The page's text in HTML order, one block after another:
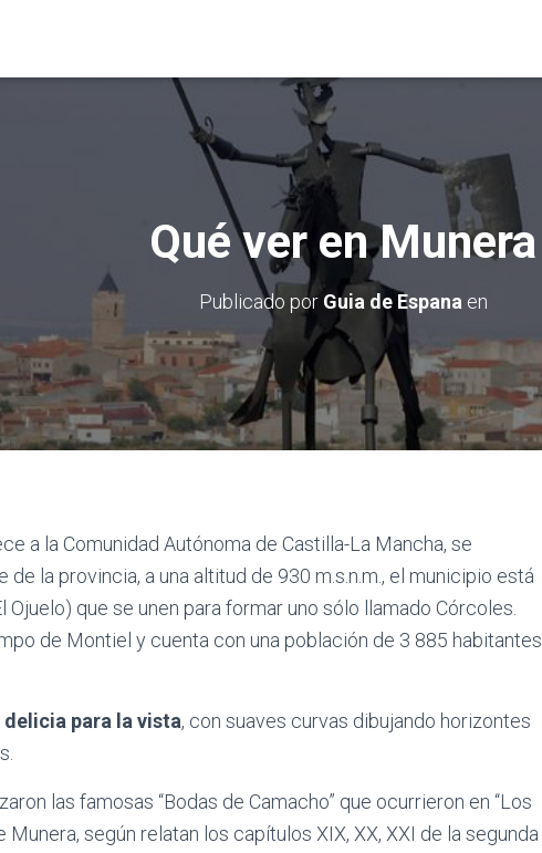
Qué ver en Munera
Publicado por Guia de Espana en
a la Comunidad Autónoma de Castilla-La Mancha, se
la provincia, a una altitud de 930 m.s.n.m., el municipio está
Ojuelo) que se unen para formar uno sólo llamado Córcoles.
de Montiel y cuenta con una población de 3 885 habitantes
delicia para la vista, con suaves curvas dibujando horizontes
las famosas “Bodas de Camacho” que ocurrieron en “Los
Munera, según relatan los capítulos XIX, XX, XXI de la segunda